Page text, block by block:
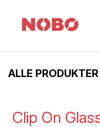
ALLE PRODUKTER
Clip On